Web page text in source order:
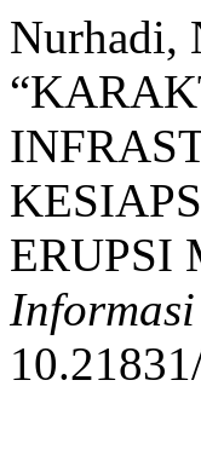
Nurhadi,
ERUPSI